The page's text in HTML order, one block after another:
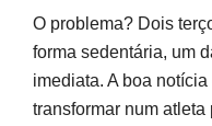
O problema? Dois
forma sedentária, um
imediata. A boa
transformar num